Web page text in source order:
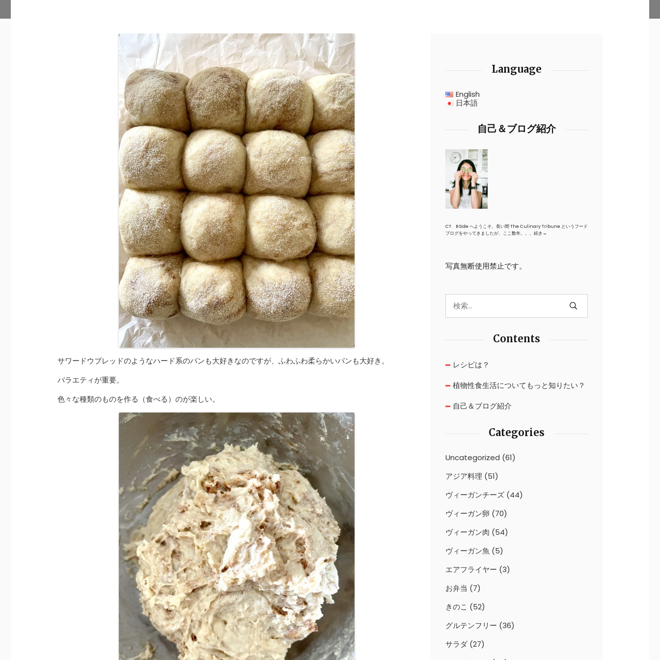
サワードウブレッドのようなハード系のパンも大好きなのですが、ふわふわ柔らかいパンも大好き。
バラエティが重要。
色々な種類のものを作る（食べる）のが楽しい。
Language
English
日本語
自己＆ブログ紹介
CT B Side へようこそ。長い間 The Culinary Tribune というフード
ブログをやってきましたが、ここ数年。。。 続き→
写真無断使用禁止です。
Contents
レシピは？
植物性食生活についてもっと知りたい？
自己＆ブログ紹介
Categories
Uncategorized (61)
アジア料理 (51)
ヴィーガンチーズ (44)
ヴィーガン卵 (70)
ヴィーガン肉 (54)
ヴィーガン魚 (5)
エアフライヤー (3)
お弁当 (7)
きのこ (52)
グルテンフリー (36)
サラダ (27)